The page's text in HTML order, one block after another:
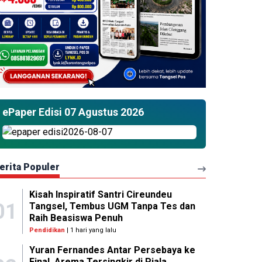
ePaper Edisi 07 Agustus 2026
Populer
Kisah Inspiratif Santri Cireundeu
Tangsel, Tembus UGM Tanpa Tes dan
Raih Beasiswa Penuh
Pendidikan | 1 hari yang lalu
Yuran Fernandes Antar Persebaya ke